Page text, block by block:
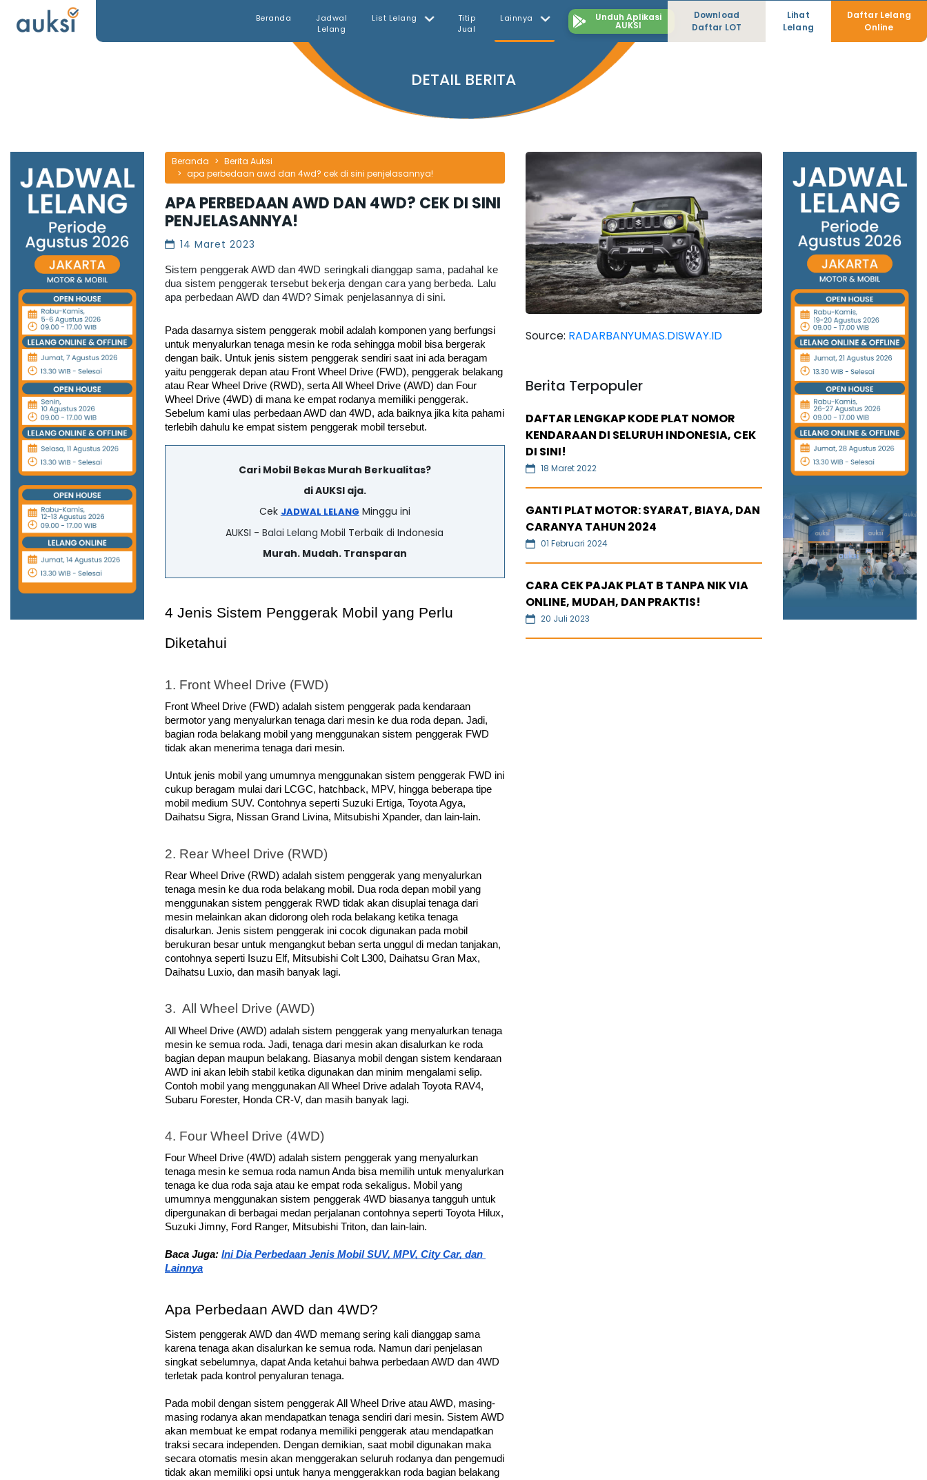
Beranda
Jadwal
Lelang
List Lelang
Titip
Jual
Lainnya Unduh Aplikasi
AUKSI
Download
Daftar LOT
Lihat
Lelang
Daftar Lelang
Online
DETAIL BERITA
Beranda
Berita Auksi
apa perbedaan awd dan 4wd? cek di sini penjelasannya!
APA PERBEDAAN AWD DAN 4WD? CEK DI SINI
PENJELASANNYA!
14 Maret 2023
Sistem penggerak AWD dan 4WD seringkali dianggap sama, padahal ke
dua sistem penggerak tersebut bekerja dengan cara yang berbeda. Lalu
apa perbedaan AWD dan 4WD? Simak penjelasannya di sini.
Pada dasarnya sistem penggerak mobil adalah komponen yang berfungsi
untuk menyalurkan tenaga mesin ke roda sehingga mobil bisa bergerak
dengan baik. Untuk jenis sistem penggerak sendiri saat ini ada beragam
yaitu penggerak depan atau Front Wheel Drive (FWD), penggerak belakang
atau Rear Wheel Drive (RWD), serta All Wheel Drive (AWD) dan Four
Wheel Drive (4WD) di mana ke empat rodanya memiliki penggerak.
Sebelum kami ulas perbedaan AWD dan 4WD, ada baiknya jika kita pahami
terlebih dahulu ke empat sistem penggerak mobil tersebut.
Cari Mobil Bekas Murah Berkualitas?
di AUKSI aja.
Cek JADWAL LELANG Minggu ini
AUKSI -Balai Lelang Mobil Terbaik di Indonesia
Murah. Mudah. Transparan
4 Jenis Sistem Penggerak Mobil yang Perlu
Diketahui
1. Front Wheel Drive (FWD)
Front Wheel Drive (FWD) adalah sistem penggerak pada kendaraan
bermotor yang menyalurkan tenaga dari mesin ke dua roda depan. Jadi,
bagian roda belakang mobil yang menggunakan sistem penggerak FWD
tidak akan menerima tenaga dari mesin.
Untuk jenis mobil yang umumnya menggunakan sistem penggerak FWD ini
cukup beragam mulai dari LCGC, hatchback, MPV, hingga beberapa tipe
mobil medium SUV. Contohnya seperti Suzuki Ertiga, Toyota Agya,
Daihatsu Sigra, Nissan Grand Livina, Mitsubishi Xpander, dan lain-lain.
2. Rear Wheel Drive (RWD)
Rear Wheel Drive (RWD) adalah sistem penggerak yang menyalurkan
tenaga mesin ke dua roda belakang mobil. Dua roda depan mobil yang
menggunakan sistem penggerak RWD tidak akan disuplai tenaga dari
mesin melainkan akan didorong oleh roda belakang ketika tenaga
disalurkan. Jenis sistem penggerak ini cocok digunakan pada mobil
berukuran besar untuk mengangkut beban serta unggul di medan tanjakan,
contohnya seperti Isuzu Elf, Mitsubishi Colt L300, Daihatsu Gran Max,
Daihatsu Luxio, dan masih banyak lagi.
3.  All Wheel Drive (AWD)
All Wheel Drive (AWD) adalah sistem penggerak yang menyalurkan tenaga
mesin ke semua roda. Jadi, tenaga dari mesin akan disalurkan ke roda
bagian depan maupun belakang. Biasanya mobil dengan sistem kendaraan
AWD ini akan lebih stabil ketika digunakan dan minim mengalami selip.
Contoh mobil yang menggunakan All Wheel Drive adalah Toyota RAV4,
Subaru Forester, Honda CR-V, dan masih banyak lagi.
4. Four Wheel Drive (4WD)
Four Wheel Drive (4WD) adalah sistem penggerak yang menyalurkan
tenaga mesin ke semua roda namun Anda bisa memilih untuk menyalurkan
tenaga ke dua roda saja atau ke empat roda sekaligus. Mobil yang
umumnya menggunakan sistem penggerak 4WD biasanya tangguh untuk
dipergunakan di berbagai medan perjalanan contohnya seperti Toyota Hilux,
Suzuki Jimny, Ford Ranger, Mitsubishi Triton, dan lain-lain.
Baca Juga: Ini Dia Perbedaan Jenis Mobil SUV, MPV, City Car, dan
Lainnya
Apa Perbedaan AWD dan 4WD?
Sistem penggerak AWD dan 4WD memang sering kali dianggap sama
karena tenaga akan disalurkan ke semua roda. Namun dari penjelasan
singkat sebelumnya, dapat Anda ketahui bahwa perbedaan AWD dan 4WD
terletak pada kontrol penyaluran tenaga.
Pada mobil dengan sistem penggerak All Wheel Drive atau AWD, masing-
masing rodanya akan mendapatkan tenaga sendiri dari mesin. Sistem AWD
akan membuat ke empat rodanya memiliki penggerak atau mendapatkan
traksi secara independen. Dengan demikian, saat mobil digunakan maka
secara otomatis mesin akan menggerakan seluruh rodanya dan pengemudi
tidak akan memiliki opsi untuk hanya menggerakkan roda bagian belakang
Source: RADARBANYUMAS.DISWAY.ID
Berita Terpopuler
DAFTAR LENGKAP KODE PLAT NOMOR
KENDARAAN DI SELURUH INDONESIA, CEK
DI SINI!
18 Maret 2022
GANTI PLAT MOTOR: SYARAT, BIAYA, DAN
CARANYA TAHUN 2024
01 Februari 2024
CARA CEK PAJAK PLAT B TANPA NIK VIA
ONLINE, MUDAH, DAN PRAKTIS!
20 Juli 2023